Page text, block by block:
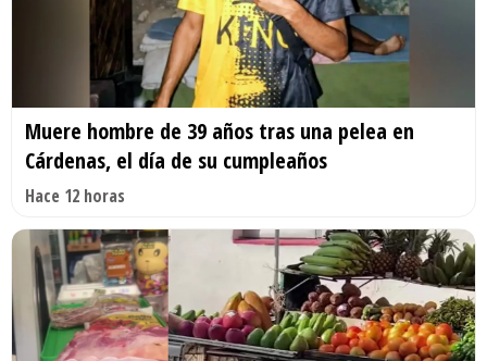
Muere hombre de 39 años tras una pelea en
Cárdenas, el día de su cumpleaños
Hace 12 horas